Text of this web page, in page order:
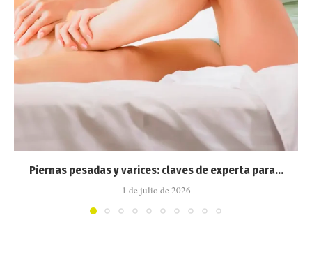
Piernas pesadas y varices: claves de experta para...
1 de julio de 2026